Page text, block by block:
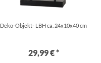
Deko-Objekt- LBH ca. 24x10x40 cm
29,99 € *